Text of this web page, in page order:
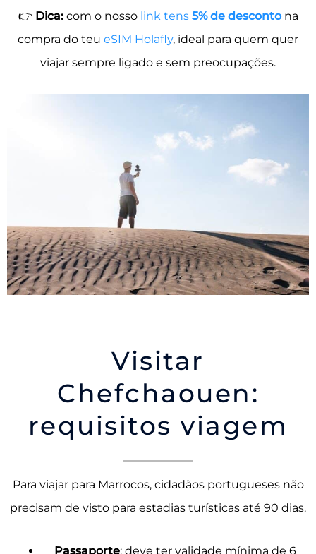
👉 Dica:com o nosso link tens 5% de descontona
compra do teu eSIM Holafly, ideal para quem quer
viajar sempre ligado e sem preocupações.
Visitar
Chefchaouen:
requisitos viagem
Para viajar para Marrocos, cidadãos portugueses não
precisam de visto para estadias turísticas até 90 dias.
Passaporte: deve ter validade mínima de 6